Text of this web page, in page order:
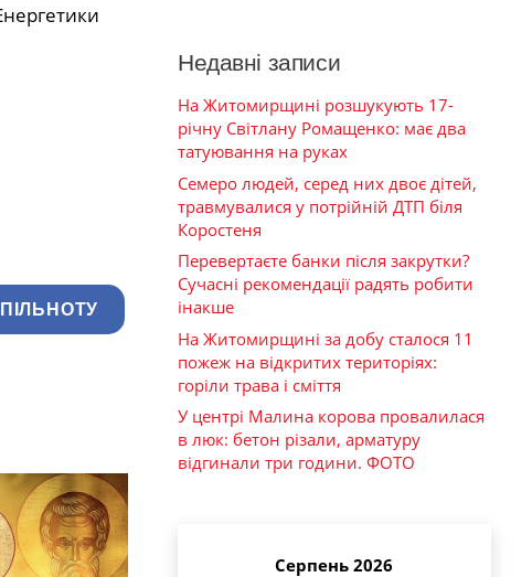
Недавні записи
На Житомирщині розшукують 17-
річну Світлану Ромащенко: має два
татуювання на руках
Семеро людей, серед них двоє дітей,
травмувалися у потрійній ДТП біля
Коростеня
Перевертаєте банки після закрутки?
Сучасні рекомендації радять робити
інакше
На Житомирщині за добу сталося 11
пожеж на відкритих територіях:
горіли трава і сміття
У центрі Малина корова провалилася
в люк: бетон різали, арматуру
відгинали три години. ФОТО
Серпень 2026